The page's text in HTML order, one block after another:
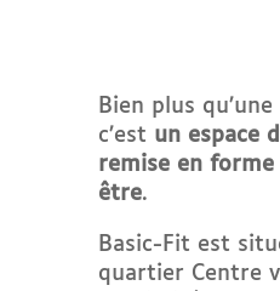
Bien plus
c’est un espace
remise en
être.
Basic-Fit est
quartier Centre